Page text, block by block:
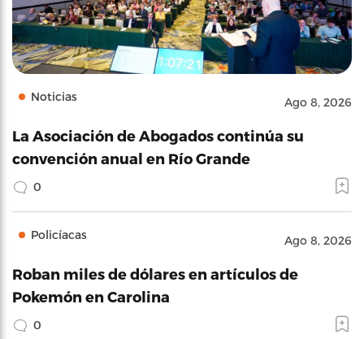
Noticias Ago 8, 2026
La Asociación de Abogados continúa su
convención anual en Río Grande
0
Policíacas Ago 8, 2026
Roban miles de dólares en artículos de
Pokemón en Carolina
0